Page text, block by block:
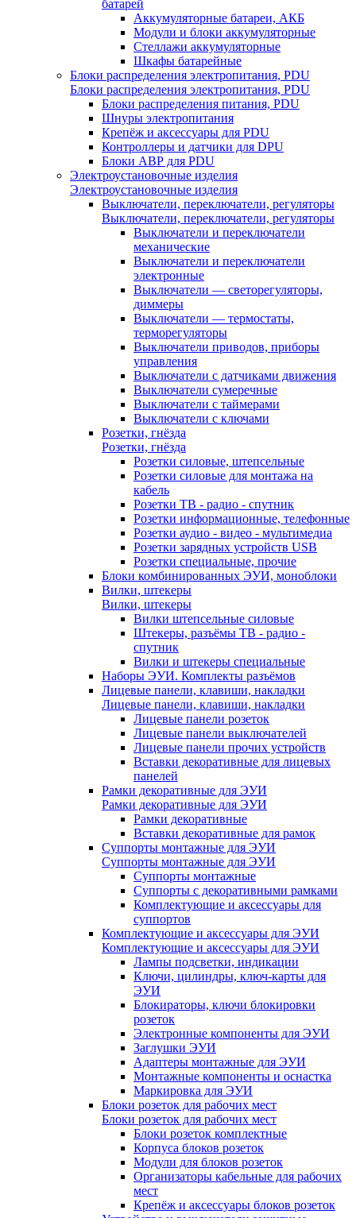
батарей
Аккумуляторные батареи, АКБ
Модули и блоки аккумуляторные
Стеллажи аккумуляторные
Шкафы батарейные
Блоки распределения электропитания, PDU
Блоки распределения электропитания, PDU
Блоки распределения питания, PDU
Шнуры электропитания
Крепёж и аксессуары для PDU
Контроллеры и датчики для DPU
Блоки АВР для PDU
Электроустановочные изделия
Электроустановочные изделия
Выключатели, переключатели, регуляторы
Выключатели, переключатели, регуляторы
Выключатели и переключатели
механические
Выключатели и переключатели
электронные
Выключатели — светорегуляторы,
диммеры
Выключатели — термостаты,
терморегуляторы
Выключатели приводов, приборы
управления
Выключатели с датчиками движения
Выключатели сумеречные
Выключатели с таймерами
Выключатели с ключами
Розетки, гнёзда
Розетки, гнёзда
Розетки силовые, штепсельные
Розетки силовые для монтажа на
кабель
Розетки ТВ - радио - спутник
Розетки информационные, телефонные
Розетки аудио - видео - мультимедиа
Розетки зарядных устройств USB
Розетки специальные, прочие
Блоки комбинированных ЭУИ, моноблоки
Вилки, штекеры
Вилки, штекеры
Вилки штепсельные силовые
Штекеры, разъёмы ТВ - радио -
спутник
Вилки и штекеры специальные
Наборы ЭУИ. Комплекты разъёмов
Лицевые панели, клавиши, накладки
Лицевые панели, клавиши, накладки
Лицевые панели розеток
Лицевые панели выключателей
Лицевые панели прочих устройств
Вставки декоративные для лицевых
панелей
Рамки декоративные для ЭУИ
Рамки декоративные для ЭУИ
Рамки декоративные
Вставки декоративные для рамок
Суппорты монтажные для ЭУИ
Суппорты монтажные для ЭУИ
Суппорты монтажные
Суппорты с декоративными рамками
Комплектующие и аксессуары для
суппортов
Комплектующие и аксессуары для ЭУИ
Комплектующие и аксессуары для ЭУИ
Лампы подсветки, индикации
Ключи, цилиндры, ключ-карты для
ЭУИ
Блокираторы, ключи блокировки
розеток
Электронные компоненты для ЭУИ
Заглушки ЭУИ
Адаптеры монтажные для ЭУИ
Монтажные компоненты и оснастка
Маркировка для ЭУИ
Блоки розеток для рабочих мест
Блоки розеток для рабочих мест
Блоки розеток комплектные
Корпуса блоков розеток
Модули для блоков розеток
Организаторы кабельные для рабочих
мест
Крепёж и аксессуары блоков розеток